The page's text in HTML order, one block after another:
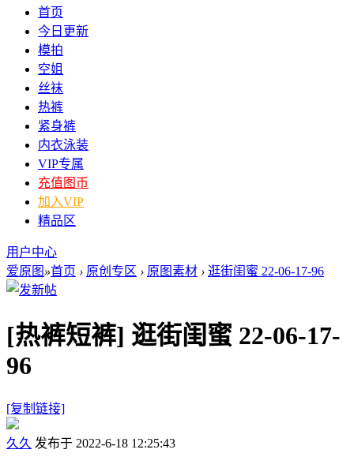
首页
今日更新
模拍
空姐
丝袜
热裤
紧身裤
内衣泳装
VIP专属
充值图币
加入VIP
精品区
用户中心
爱原图 »首页 › 原创专区 › 原图素材 › 逛街闺蜜 22-06-17-96
[热裤短裤] 逛街闺蜜 22-06-17-
96
[复制链接]
久久 发布于 2022-6-18 12:25:43